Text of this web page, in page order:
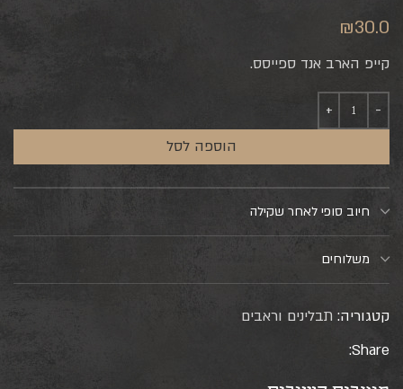
₪30.0
קייפ הארב אנד ספייסס.
הוספה לסל
חיוב סופי לאחר שקילה
משלוחים
קטגוריה: תבלינים וראבים
Share: